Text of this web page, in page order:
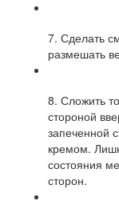
7. Сделать
размешать
8. Сложить
стороной
запеченной
кремом.
состояния
сторон.